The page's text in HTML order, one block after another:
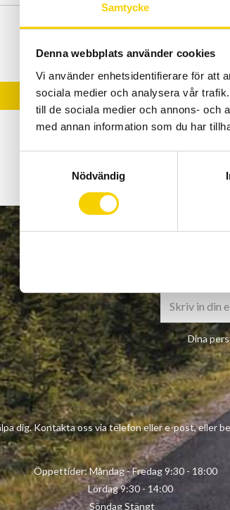
Samtycke
Denna webbplats använder cookies
Vi använder enhetsidentifierare för att
sociala medier och analysera vår
till de sociala medier och annons- och
med annan information som du har
t
c
k
e
s
a
l
Nödvändig
Lägg till i favoriter
Shimano HG-40 kedja
KÖP
Dina
dig. Kontakta oss via telefon eller e-post, eller
Måndag - Fredag 9:30 - 18:00
Lördag 9:30 - 14:00
67 Söndag Stängt